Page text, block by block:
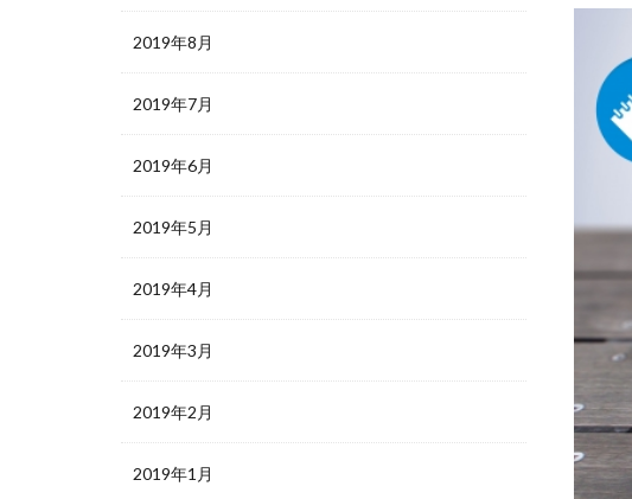
2019年8月
2019年7月
2019年6月
2019年5月
2019年4月
2019年3月
2019年2月
2019年1月